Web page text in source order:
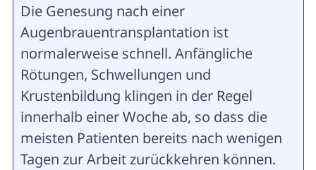
Die Genesung nach einer
Augenbrauentransplantation ist
normalerweise schnell. Anfängliche
Rötungen, Schwellungen und
Krustenbildung klingen in der Regel
innerhalb einer Woche ab, so dass die
meisten Patienten bereits nach wenigen
Tagen zur Arbeit zurückkehren können.